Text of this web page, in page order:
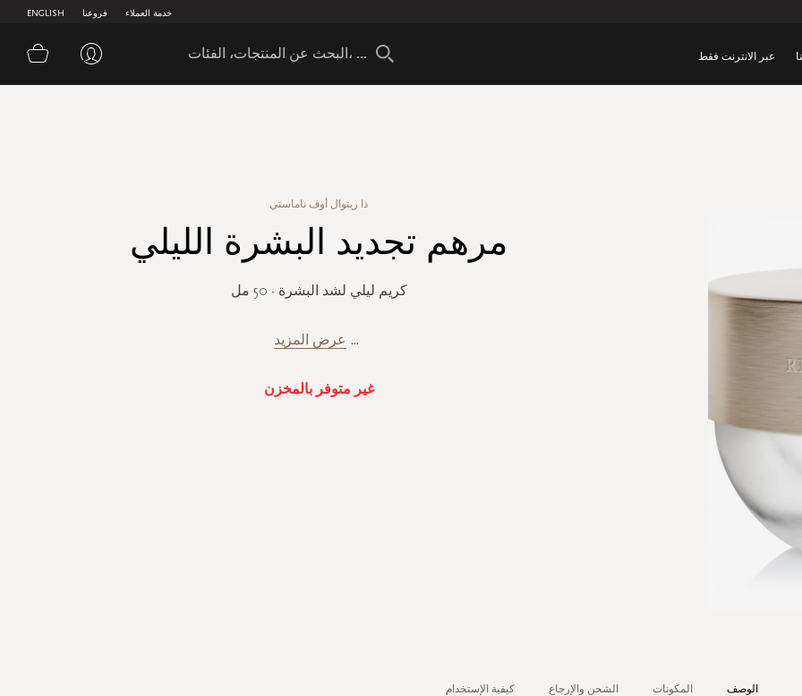
ENGLISH فروعنا خدمة العملاء
عبر الانترنت فقط سلة
ذا ريتوال أوف ناماستي
مرهم تجديد البشرة الليلي
كريم ليلي لشد البشرة - 50 مل
... عرض المزيد
غير متوفر بالمخزن
الوصف المكونات الشحن والإرجاع كيفية الإستخدام